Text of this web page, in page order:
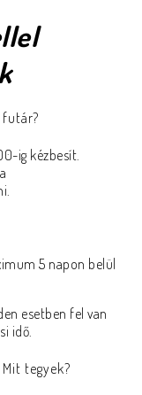
futár?
ig kézbesít.
5 napon belül
esetben fel van
idő.
tegyek?